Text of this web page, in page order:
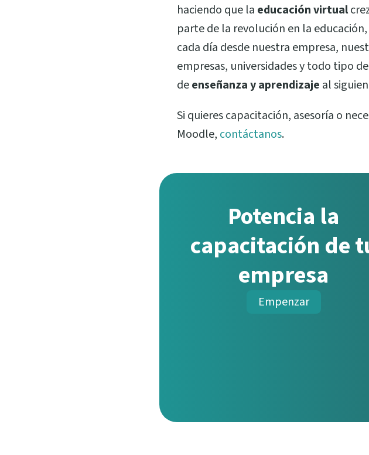
haciendo que la educación virtual
parte de la revolución en la
cada día desde nuestra empresa,
empresas, universidades y todo tipo
deenseñanza y aprendizaje al
Si quieres capacitación, asesoría o
Moodle, contáctanos.
Potencia la
capacitación de
empresa
Empenzar